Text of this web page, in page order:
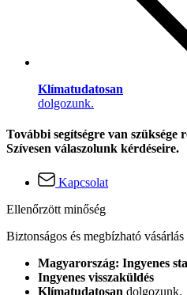
Klímatudatosan
dolgozunk.
További segítségre van szüksége
Szívesen válaszolunk kérdéseire.
Kapcsolat
Ellenőrzött minőség
Biztonságos és megbízható vásárlás
Magyarország: Ingyenes
Ingyenes visszaküldés
Klímatudatosan dolgozunk.